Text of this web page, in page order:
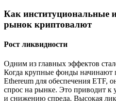
Как институциональные
рынок криптовалют
Рост ликвидности
Одним из главных эффектов
Когда крупные фонды начинают
Ethereum для обеспечения ETF,
спрос на рынке. Это приводит к
и снижению спреда. Высокая